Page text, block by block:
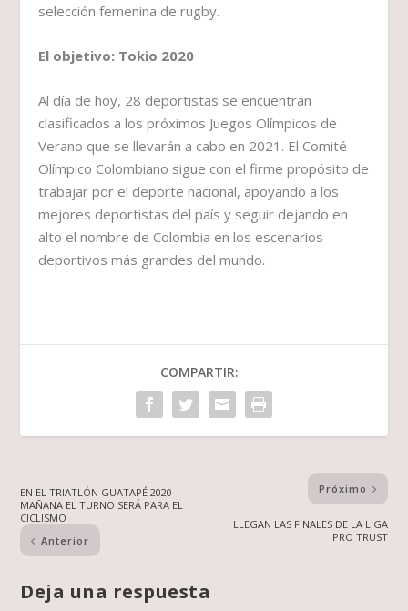
selección femenina de rugby.
El objetivo: Tokio 2020
Al día de hoy, 28 deportistas se encuentran
clasificados a los próximos Juegos Olímpicos de
Verano que se llevarán a cabo en 2021. El Comité
Olímpico Colombiano sigue con el firme propósito de
trabajar por el deporte nacional, apoyando a los
mejores deportistas del país y seguir dejando en
alto el nombre de Colombia en los escenarios
deportivos más grandes del mundo.
COMPARTIR:
EN EL TRIATLÓN GUATAPÉ 2020
MAÑANA EL TURNO SERÁ PARA EL
CICLISMO
Anterior
Próximo
LLEGAN LAS FINALES DE LA LIGA
PRO TRUST
Deja una respuesta